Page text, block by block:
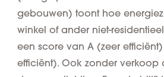
gebouwen) toont hoe
winkel of ander niet-
een score van A (zeer
efficiënt). Ook zonder verkoop